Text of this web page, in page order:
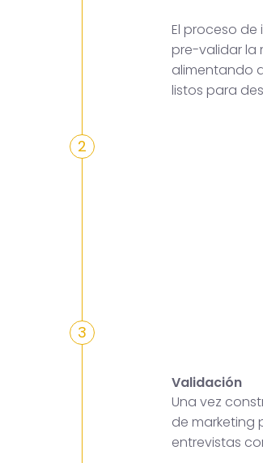
El proceso
pre-validar la
alimentando
listos para
2
3
Validación
Una vez
de marketing
entrevistas